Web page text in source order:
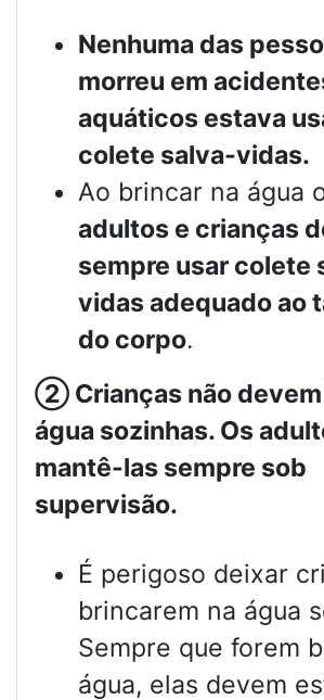
Nenhuma das
morreu em
aquáticos estava
colete salva-vidas.
Ao brincar na água
adultos e crianças
sempre usar colete
vidas adequado ao
do corpo.
② Crianças não
água sozinhas. Os
mantê-las sempre sob
supervisão.
É perigoso deixar
brincarem na água
Sempre que forem
água, elas devem